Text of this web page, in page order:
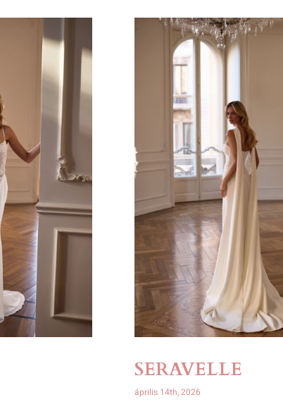
SERAVELLE
április 14th, 2026